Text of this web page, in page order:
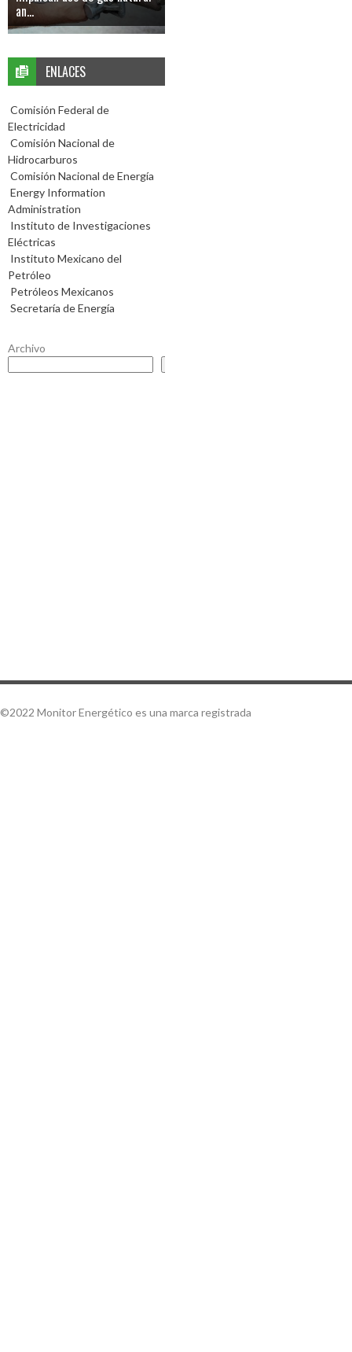
an...
ENLACES
Comisión Federal de
Electricidad
Comisión Nacional de
Hidrocarburos
Comisión Nacional de Energía
Energy Information
Administration
Instituto de Investigaciones
Eléctricas
Instituto Mexicano del
Petróleo
Petróleos Mexicanos
Secretaría de Energía
Archivo
©2022 Monitor Energético es una marca registrada